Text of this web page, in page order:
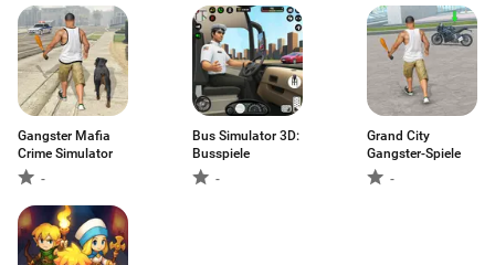
Gangster Mafia
Crime Simulator
-
Bus Simulator 3D:
Busspiele
-
Grand City
Gangster-Spiele
-